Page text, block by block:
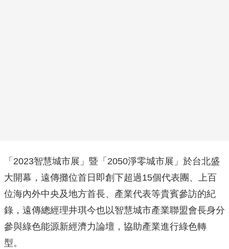
「2023智慧城市展」暨「2050淨零城市展」於台北盛
大開幕，遠傳攤位首日即創下超過15個代表團、
上百
位海內外中央及地方首長、產業代表等貴賓參訪的紀
錄， 遠傳總經理井琪今也以智慧城市產業聯盟會長身分
參與綠色能源新經濟力論壇，協助產業進行綠色轉
型。